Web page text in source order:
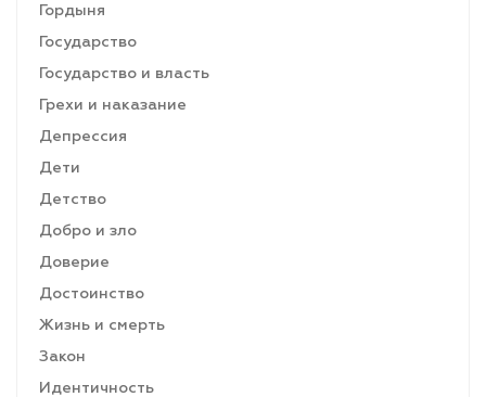
Гордыня
Государство
Государство и власть
Грехи и наказание
Депрессия
Дети
Детство
Добро и зло
Доверие
Достоинство
Жизнь и смерть
Закон
Идентичность